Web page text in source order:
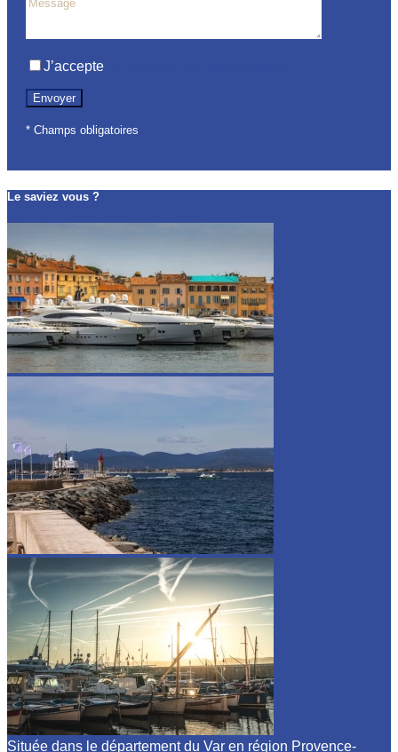
J’accepte
* Champs obligatoires
Le saviez vous ?
Située dans le département du Var en région Provence-